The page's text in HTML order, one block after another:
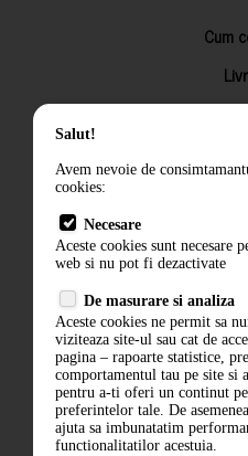
Cum
Termeni
Politica de
Salut!
Avem nevoie de
cookies:
Necesare
Aceste cookies sunt necesare
web si nu pot fi dezactivate
De masurare si analiza
Aceste cookies ne permit sa
viziteaza site-ul sau cat de
pagina – rapoarte statistice,
comportamentul tau pe site si
pentru a-ti oferi un continut
preferintelor tale. De
ajuta sa imbunatatim
functionalitatilor acestuia.